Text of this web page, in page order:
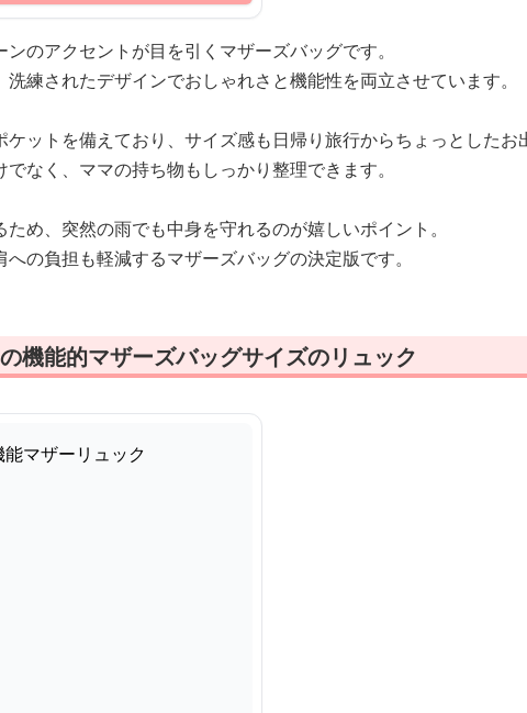
のアクセントが目を引くマザーズバッグです。
練されたデザインでおしゃれさと機能性を両立させています。
ットを備えており、サイズ感も日帰り旅行からちょっとしたお
なく、ママの持ち物もしっかり整理できます。
め、突然の雨でも中身を守れるのが嬉しいポイント。
の負担も軽減するマザーズバッグの決定版です。
機能的マザーズバッグサイズのリュック